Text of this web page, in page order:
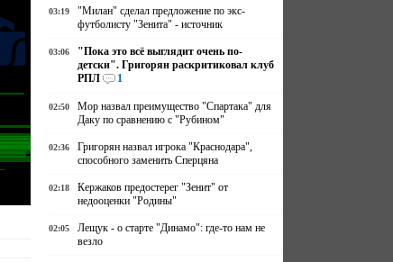
03:19
"Милан" сделал предложение по экс-
футболисту "Зенита" - источник
03:06
"Пока это всё выглядит очень по-
детски". Григорян раскритиковал клуб
РПЛ
1
02:50
Мор назвал преимущество "Спартака" для
Даку по сравнению с "Рубином"
02:36
Григорян назвал игрока "Краснодара",
способного заменить Сперцяна
02:18
Кержаков предостерег "Зенит" от
недооценки "Родины"
02:05
Лещук - о старте "Динамо": где-то нам не
везло